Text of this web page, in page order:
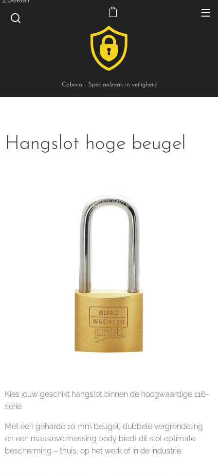
Cobeco - Speciaalzaak in veiligheid
Hangslot hoge beugel
Kies jouw geschikt hangslot binnen de hoogwaardige 116-
serie.
Met een geharde 10 mm beugel, dubbele vergrendeling
en een massieve messing body biedt dit slot optimale
bescherming – thuis, op het werk of in de industrie.